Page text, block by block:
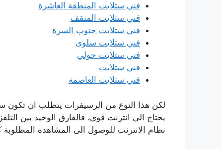
فني ستلايت المنطقة العاشرة
فني ستلايت المنقف
فني ستلايت جنوب السرة
فني ستلايت سلوى
فني ستلايت حولي
فني ستلايت
فني ستلايت العاصمة
لكن هذا النوع من الرسيفرات يتطلب ان تكون
يحتاج الى انترنت قوي، فالفارق الوحيد بين
نظام الانترنت للوصول الى المشاهدة